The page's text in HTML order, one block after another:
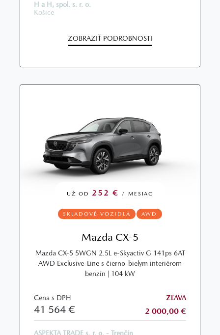
H a H, spol. s. r. o.
Košice
ZOBRAZIŤ PODROBNOSTI
UŽ OD 252 € / MESIAC
SKLADOVÉ VOZIDLÁ AWD
Mazda CX-5
Mazda CX‑5 5WGN 2.5L e‑Skyactiv G 141ps 6AT
AWD Exclusive‑Line s čierno-bielym interiérom
benzín | 104 kW
Cena s DPH
41 564 €
ZĽAVA
2 000,00 €
ASPEKTA TRADE s. r. o. - Trenčín